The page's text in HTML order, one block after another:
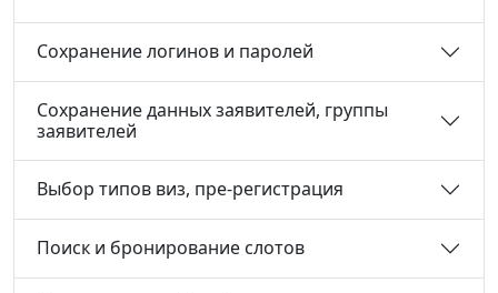
Сохранение логинов и паролей
Сохранение данных заявителей, группы
заявителей
Выбор типов виз, пре-регистрация
Поиск и бронирование слотов